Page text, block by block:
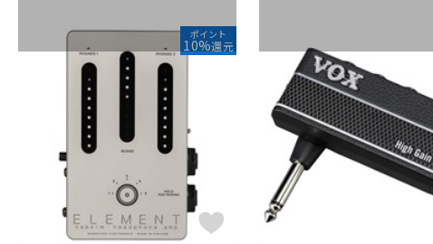
ポイント
10%還元